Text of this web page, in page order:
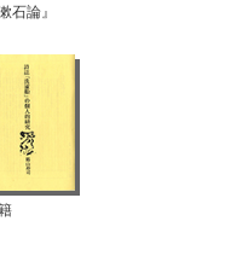
石論』